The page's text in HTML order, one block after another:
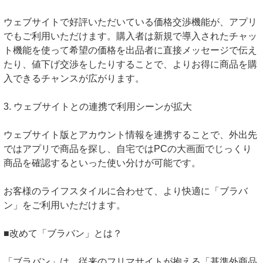
ウェブサイトで好評いただいている価格交渉機能が、アプリ
でもご利用いただけます。購入者は新規で導入されたチャッ
ト機能を使って希望の価格を出品者に直接メッセージで伝え
たり、値下げ交渉をしたりすることで、よりお得に商品を購
入できるチャンスが広がります。
3. ウェブサイトとの連携で利用シーンが拡大
ウェブサイト版とアカウント情報を連携することで、外出先
ではアプリで商品を探し、自宅ではPCの大画面でじっくり
商品を確認するといった使い分けが可能です。
お客様のライフスタイルに合わせて、より快適に「ブラバ
ン」をご利用いただけます。
■改めて「ブラバン」とは？